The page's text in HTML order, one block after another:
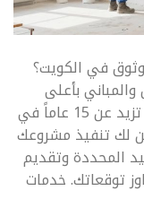
في الكويت؟
بأعلى
معايير الجودة وبأسعار منافسة. مع خبرة تزيد عن 15 عاماً في
لك تنفيذ مشروعك
المحددة وتقديم
توقعاتك. خدمات